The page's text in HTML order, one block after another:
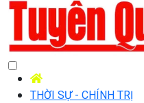
THỜI SỰ - CHÍNH TRỊ